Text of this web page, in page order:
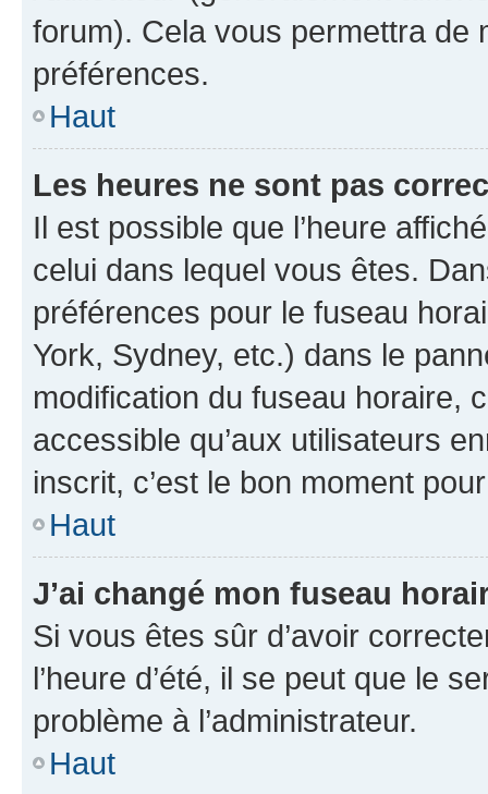
forum). Cela vous permettra de
préférences.
Haut
Les heures ne sont pas
Il est possible que l’heure
celui dans lequel vous êtes.
préférences pour le fuseau
York, Sydney, etc.) dans le
modification du fuseau horaire,
accessible qu’aux utilisateurs
inscrit, c’est le bon moment
Haut
J’ai changé mon fuseau
Si vous êtes sûr d’avoir
l’heure d’été, il se peut que le
problème à l’administrateur.
Haut